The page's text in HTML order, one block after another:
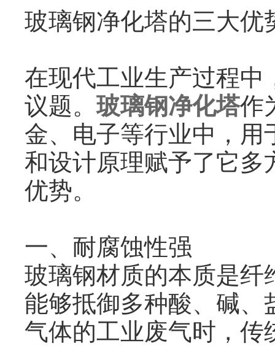
玻璃钢净化塔的三大优
在现代工业生产过程中
议题。玻璃钢净化塔作
金、电子等行业中，
和设计原理赋予了它多
优势。
一、耐腐蚀性强
玻璃钢材质的本质是纤
能够抵御多种酸、碱
气体的工业废气时，